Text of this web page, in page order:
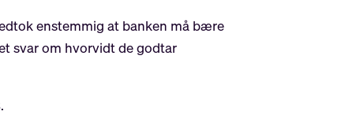
enstemmig at banken må bære
svar om hvorvidt de godtar